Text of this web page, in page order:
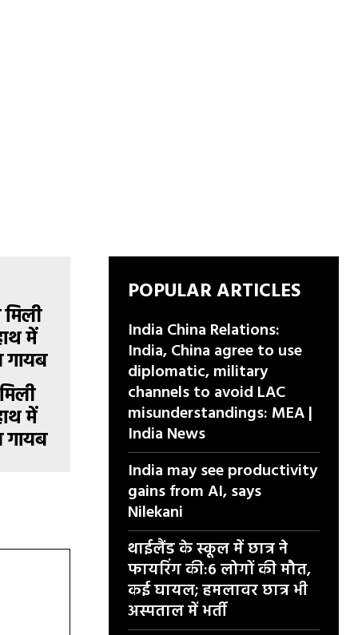
में
गायब
POPULAR ARTICLES
India China Relations:
India, China agree to use
diplomatic, military
channels to avoid LAC
misunderstandings: MEA |
India News
India may see productivity
gains from AI, says
Nilekani
थाईलैंड के स्कूल में छात्र ने
फायरिंग की:6 लोगों की मौत,
कई घायल; हमलावर छात्र भी
अस्पताल में भर्ती